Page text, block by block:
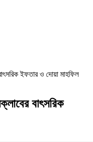
ইফতার ও দোয়া মাহফিল
বাৎসরিক